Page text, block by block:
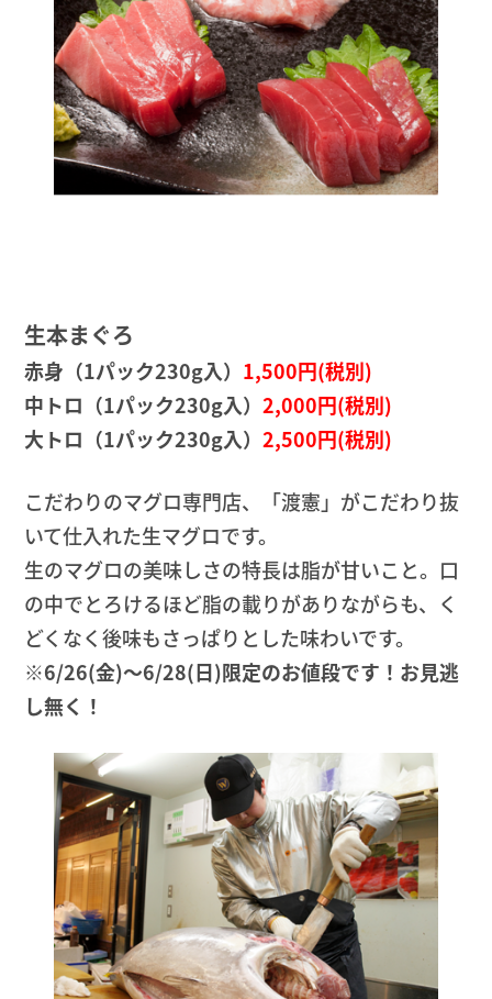
生本まぐろ
赤身（1パック230g入） 1,500円(税別)
中トロ（1パック230g入） 2,000円(税別)
大トロ（1パック230g入） 2,500円(税別)
こだわりのマグロ専門店、「渡憲」がこだわり抜
いて仕入れた生マグロです。
生のマグロの美味しさの特長は脂が甘いこと。口
の中でとろけるほど脂の載りがありながらも、く
どくなく後味もさっぱりとした味わいです。
※6/26(金)〜6/28(日)限定のお値段です！お見逃
し無く！